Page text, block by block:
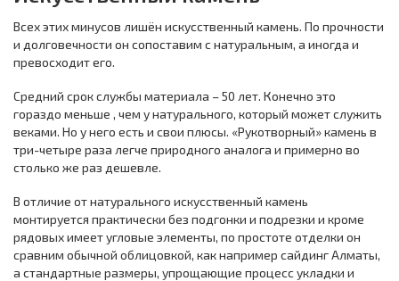
Всех этих минусов лишён искусственный камень. По прочности
и долговечности он сопоставим с натуральным, а иногда и
превосходит его.
Средний срок службы материала – 50 лет. Конечно это
гораздо меньше , чем у натурального, который может служить
веками. Но у него есть и свои плюсы. «Рукотворный» камень в
три-четыре раза легче природного аналога и примерно во
столько же раз дешевле.
В отличие от натурального искусственный камень
монтируется практически без подгонки и подрезки и кроме
рядовых имеет угловые элементы, по простоте отделки он
сравним обычной облицовкой, как например сайдинг Алматы,
а стандартные размеры, упрощающие процесс укладки и